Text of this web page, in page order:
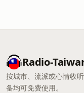
Radio-
按城市、流派或心情收
备均可免费使用。